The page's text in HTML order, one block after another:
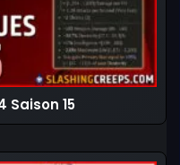
Saison 15